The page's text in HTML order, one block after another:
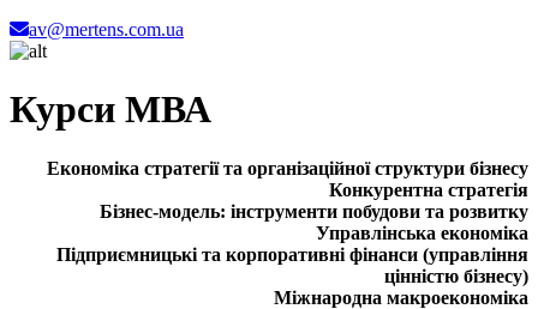
av@mertens.com.ua
Курси МВА
Економіка стратегії та організаційної структури бізнесу
Конкурентна стратегія
Бізнес-модель: інструменти побудови та розвитку
Управлінська економіка
Підприємницькі та корпоративні фінанси (управління
цінністю бізнесу)
Міжнародна макроекономіка